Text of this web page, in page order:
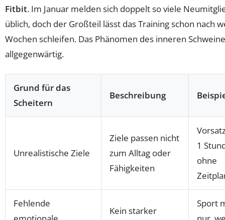
Fitbit. Im Januar melden sich doppelt so viele
üblich, doch der Großteil lässt das Training schon nach
Wochen schleifen. Das Phänomen des inneren
allgegenwärtig.
Grund für das
Scheitern
Beschreibung
Unrealistische Ziele
Ziele passen nicht
zum Alltag oder
Fähigkeiten
1
ohne
Fehlende
Kein starker
Sport